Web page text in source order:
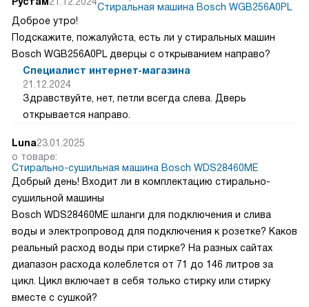
Стиральная машина Bosch WGB256A0PL
Доброе утро!
Подскажите, пожалуйста, есть ли у стиральных машин
Bosch WGB256A0PL дверцы с открыванием направо?
Специалист интернет-магазина
21.12.2024
Здравствуйте, нет, петли всегда слева. Дверь
открывается направо.
Luna23.01.2025
о товаре:
Стирально-сушильная машина Bosch WDS28460ME
Добрый день! Входит ли в комплектацию стирально-
сушильной машины
Bosch WDS28460ME шланги для подключения и слива
воды и электропровод для подключения к розетке? Каков
реальный расход воды при стирке? На разных сайтах
диапазон расхода колеблется от 71 до 146 литров за
цикл. Цикл включает в себя только стирку или стирку
вместе с сушкой?